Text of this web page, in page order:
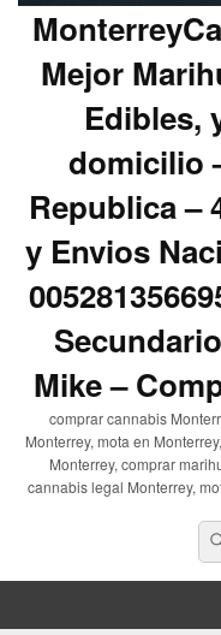
Mejor
Edibles,
domicilio
Republica –
y Envios
Mike –
comprar cannabis
Monterrey, mota en
Monterrey, comprar
cannabis legal Monterrey,